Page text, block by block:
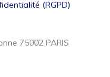
(RGPD)
75002 PARIS